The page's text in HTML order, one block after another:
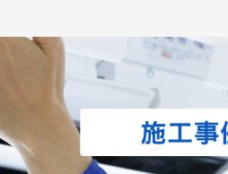
等修理・取付 漏電
EV充電工事